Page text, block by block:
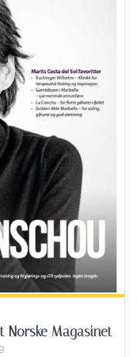
Norske Magasinet